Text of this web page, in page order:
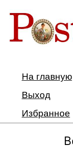
На главную
Выход
Избранное